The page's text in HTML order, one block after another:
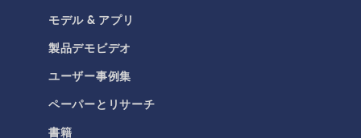
構造と音響
MEMSと圧電デバイス
材料モデル
構造ダイナミクス
モデル & アプリ
製品デモビデオ
ユーザー事例集
ペーパーとリサーチ
書籍